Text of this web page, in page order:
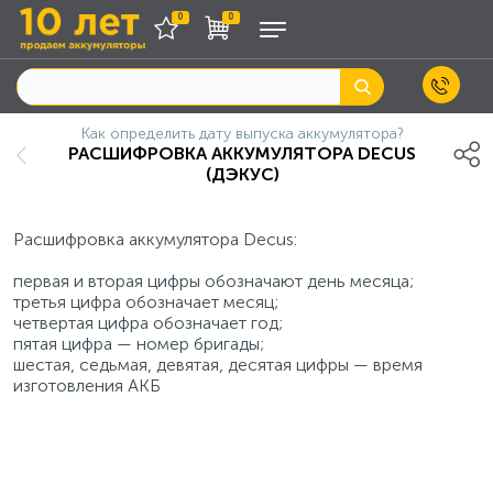
0 0
Как определить дату выпуска аккумулятора?
РАСШИФРОВКА АККУМУЛЯТОРА DECUS
(ДЭКУС)
Расшифровка аккумулятора Decus:
первая и вторая цифры обозначают день месяца;
третья цифра обозначает месяц;
четвертая цифра обозначает год;
пятая цифра — номер бригады;
шестая, седьмая, девятая, десятая цифры — время
изготовления АКБ